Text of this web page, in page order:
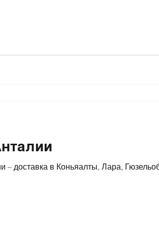
доставка в Коньяалты, Лара,